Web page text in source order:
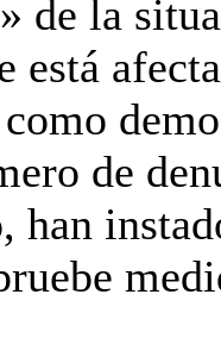
de la
está
de
han